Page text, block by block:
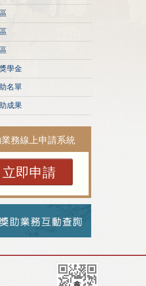
學金
名單
成果
務線上申請系統
立即申請